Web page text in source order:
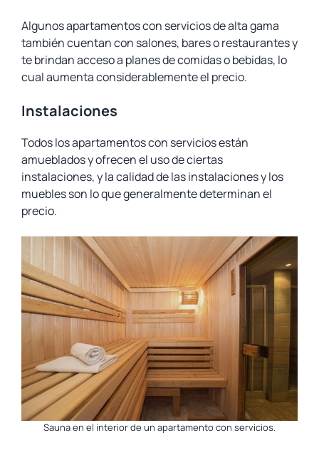
Algunos apartamentos con servicios de alta gama
también cuentan con salones, bares o restaurantes y
te brindan acceso a planes de comidas o bebidas, lo
cual aumenta considerablemente el precio.
Instalaciones
Todos los apartamentos con servicios están
amueblados y ofrecen el uso de ciertas
instalaciones, y la calidad de las instalaciones y los
muebles son lo que generalmente determinan el
precio.
Sauna en el interior de un apartamento con servicios.